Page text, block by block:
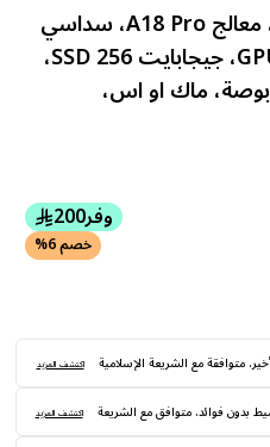
لاب توب ابل ماك بوك نيو، معالج A18 Pro، سداسي
النواة CPU/خماسي النواة GPU، جيجابايت 256 SSD،
رام 8 جيجابايت، شاشة 13 بوصة، ماك او اس،
وفر200
خصم 6%
اكتشف المزيد
اكتشف المزيد